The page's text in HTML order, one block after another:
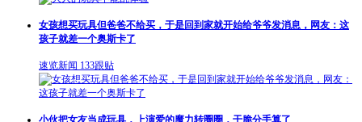
女孩想买玩具但爸爸不给买，于是回到家就开始给爷爷发消息，网友：这
孩子就差一个奥斯卡了
速览新闻 133跟贴
小伙把女友当成玩具，上演爱的魔力转圈圈，干脆分手算了